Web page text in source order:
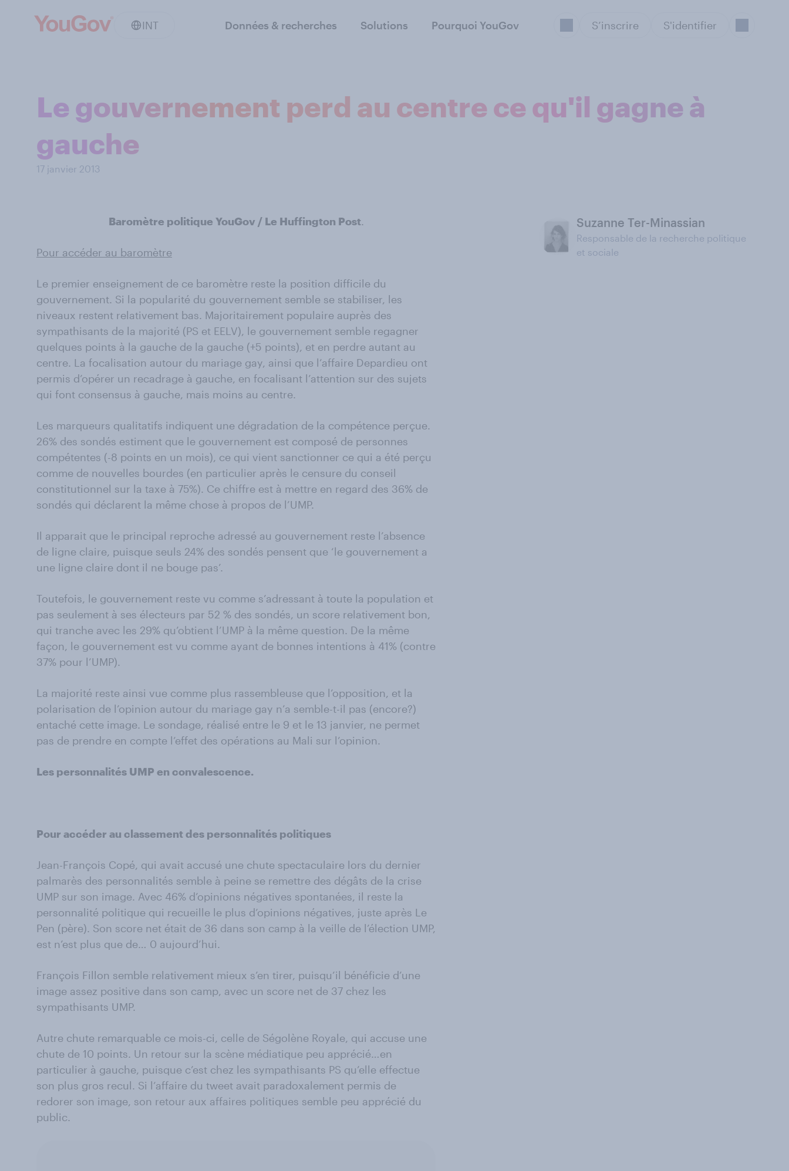
INT Données & recherches Solutions Pourquoi YouGov S’inscrire S'identifier
Le gouvernement perd au centre ce qu'il gagne à
gauche
17 janvier 2013
Baromètre politique YouGov / Le Huffington Post.
Pour accéder au baromètre
Le premier enseignement de ce baromètre reste la position difficile du
gouvernement. Si la popularité du gouvernement semble se stabiliser, les
niveaux restent relativement bas. Majoritairement populaire auprès des
sympathisants de la majorité (PS et EELV), le gouvernement semble regagner
quelques points à la gauche de la gauche (+5 points), et en perdre autant au
centre. La focalisation autour du mariage gay, ainsi que l’affaire Depardieu ont
permis d’opérer un recadrage à gauche, en focalisant l’attention sur des sujets
qui font consensus à gauche, mais moins au centre.
Les marqueurs qualitatifs indiquent une dégradation de la compétence perçue.
26% des sondés estiment que le gouvernement est composé de personnes
compétentes (-8 points en un mois), ce qui vient sanctionner ce qui a été perçu
comme de nouvelles bourdes (en particulier après le censure du conseil
constitutionnel sur la taxe à 75%). Ce chiffre est à mettre en regard des 36% de
sondés qui déclarent la même chose à propos de l’UMP.
Il apparait que le principal reproche adressé au gouvernement reste l’absence
de ligne claire, puisque seuls 24% des sondés pensent que ‘le gouvernement a
une ligne claire dont il ne bouge pas’.
Toutefois, le gouvernement reste vu comme s’adressant à toute la population et
pas seulement à ses électeurs par 52 % des sondés, un score relativement bon,
qui tranche avec les 29% qu’obtient l’UMP à la même question. De la même
façon, le gouvernement est vu comme ayant de bonnes intentions à 41% (contre
37% pour l’UMP).
La majorité reste ainsi vue comme plus rassembleuse que l’opposition, et la
polarisation de l’opinion autour du mariage gay n’a semble-t-il pas (encore?)
entaché cette image. Le sondage, réalisé entre le 9 et le 13 janvier, ne permet
pas de prendre en compte l’effet des opérations au Mali sur l’opinion.
Les personnalités UMP en convalescence.
Pour accéder au classement des personnalités politiques
Jean-François Copé, qui avait accusé une chute spectaculaire lors du dernier
palmarès des personnalités semble à peine se remettre des dégâts de la crise
UMP sur son image. Avec 46% d’opinions négatives spontanées, il reste la
personnalité politique qui recueille le plus d’opinions négatives, juste après Le
Pen (père). Son score net était de 36 dans son camp à la veille de l’élection UMP,
est n’est plus que de… 0 aujourd’hui.
François Fillon semble relativement mieux s’en tirer, puisqu’il bénéficie d’une
image assez positive dans son camp, avec un score net de 37 chez les
sympathisants UMP.
Autre chute remarquable ce mois-ci, celle de Ségolène Royale, qui accuse une
chute de 10 points. Un retour sur la scène médiatique peu apprécié…en
particulier à gauche, puisque c’est chez les sympathisants PS qu’elle effectue
son plus gros recul. Si l’affaire du tweet avait paradoxalement permis de
redorer son image, son retour aux affaires politiques semble peu apprécié du
public.
Suzanne Ter-Minassian
Responsable de la recherche politique
et sociale